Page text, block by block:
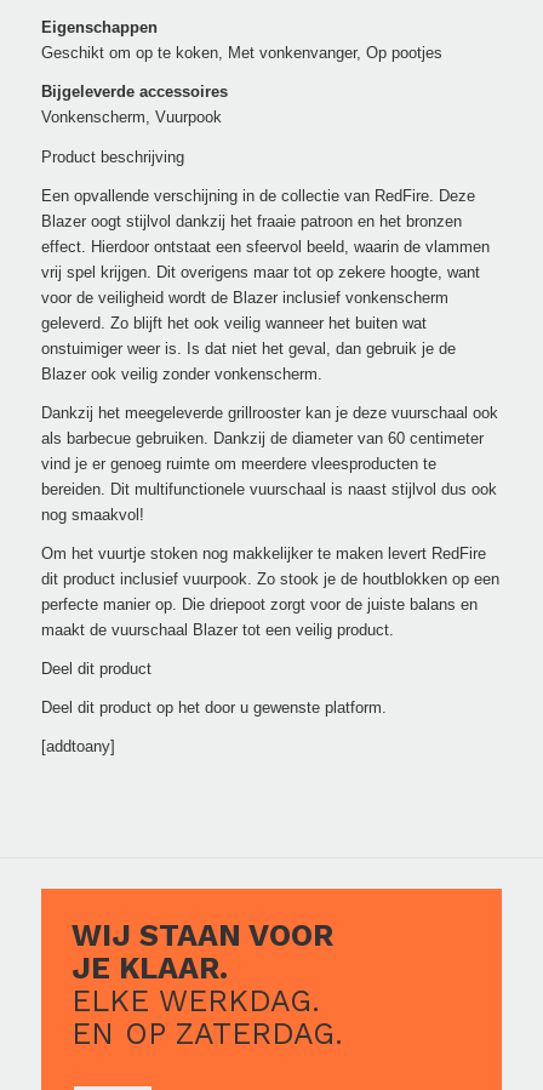
Eigenschappen
Geschikt om op te koken, Met vonkenvanger, Op pootjes
Bijgeleverde accessoires
Vonkenscherm, Vuurpook
Product beschrijving
Een opvallende verschijning in de collectie van RedFire. Deze
Blazer oogt stijlvol dankzij het fraaie patroon en het bronzen
effect. Hierdoor ontstaat een sfeervol beeld, waarin de vlammen
vrij spel krijgen. Dit overigens maar tot op zekere hoogte, want
voor de veiligheid wordt de Blazer inclusief vonkenscherm
geleverd. Zo blijft het ook veilig wanneer het buiten wat
onstuimiger weer is. Is dat niet het geval, dan gebruik je de
Blazer ook veilig zonder vonkenscherm.
Dankzij het meegeleverde grillrooster kan je deze vuurschaal ook
als barbecue gebruiken. Dankzij de diameter van 60 centimeter
vind je er genoeg ruimte om meerdere vleesproducten te
bereiden. Dit multifunctionele vuurschaal is naast stijlvol dus ook
nog smaakvol!
Om het vuurtje stoken nog makkelijker te maken levert RedFire
dit product inclusief vuurpook. Zo stook je de houtblokken op een
perfecte manier op. Die driepoot zorgt voor de juiste balans en
maakt de vuurschaal Blazer tot een veilig product.
Deel dit product
Deel dit product op het door u gewenste platform.
[addtoany]
WIJ STAAN VOOR
JE KLAAR.
ELKE WERKDAG.
EN OP ZATERDAG.